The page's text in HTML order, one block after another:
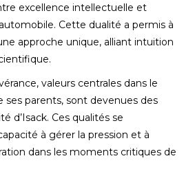
excellence intellectuelle et
Cette dualité a permis à
approche unique, alliant intuition
valeurs centrales dans le
ses parents, sont devenues des
d’Isack. Ces qualités se
à gérer la pression et à
dans les moments critiques de